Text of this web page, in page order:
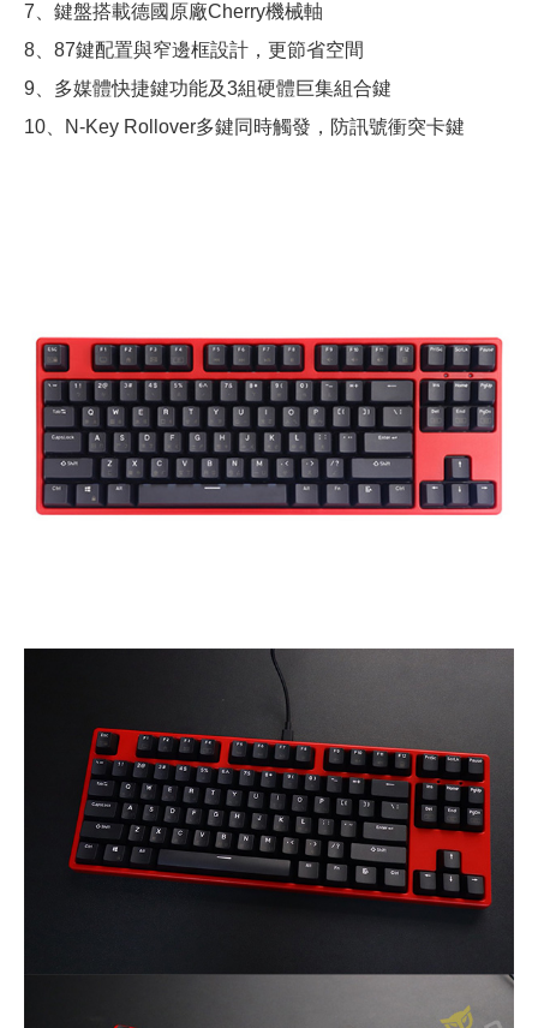
7、鍵盤搭載德國原廠Cherry機械軸
8、87鍵配置與窄邊框設計，更節省空間
9、多媒體快捷鍵功能及3組硬體巨集組合鍵
10、N-Key Rollover多鍵同時觸發，防訊號衝突卡鍵